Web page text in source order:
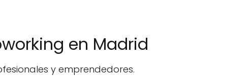
en Madrid
y emprendedores.